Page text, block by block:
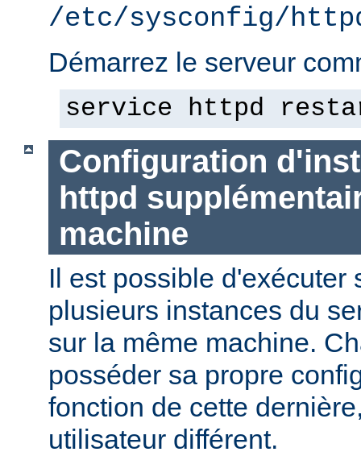
/etc/sysconfig/
Démarrez le serveur
service httpd
Configuration
httpd
machine
Il est possible d'exécuter
plusieurs instances du
sur la même machine.
posséder sa propre
fonction de cette
utilisateur différent.